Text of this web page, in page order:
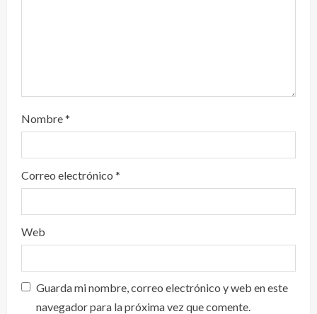
Nombre*
Correo electrónico *
Web
Guarda mi nombre, correo electrónico y web en este
navegador para la próxima vez que comente.